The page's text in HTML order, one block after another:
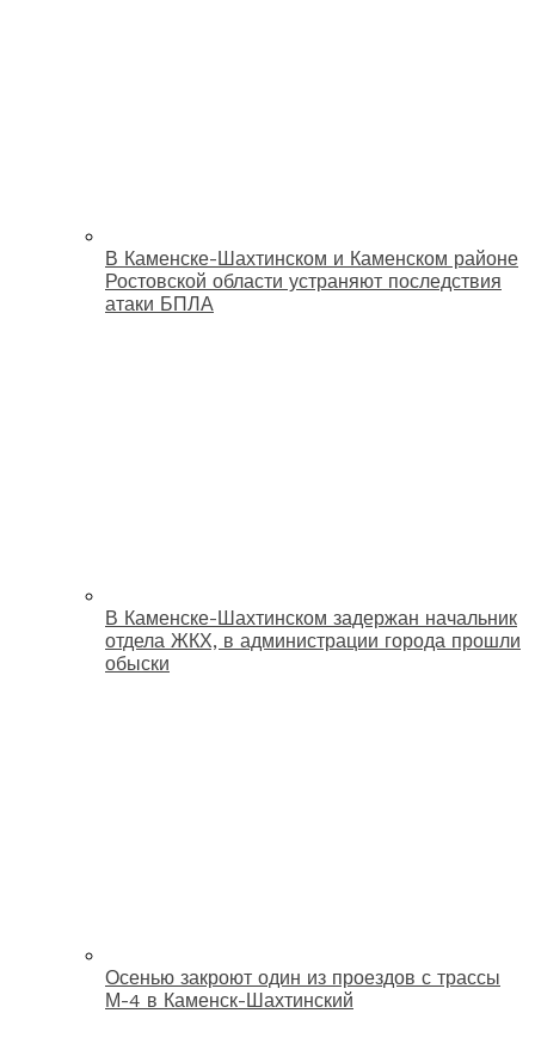
В Каменске-Шахтинском и Каменском районе
Ростовской области устраняют последствия
атаки БПЛА
В Каменске-Шахтинском задержан начальник
отдела ЖКХ, в администрации города прошли
обыски
Осенью закроют один из проездов с трассы
М-4 в Каменск-Шахтинский